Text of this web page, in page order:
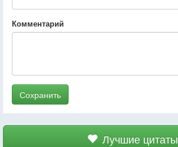
Комментарий
Сохранить
Лучшие цитаты